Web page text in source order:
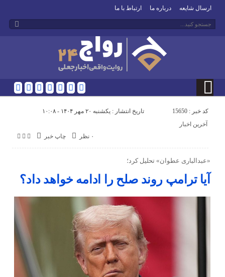
ارسال شایعه درباره ما ارتباط با ما
کد خبر : 15650 تاریخ انتشار : یکشنبه ۲۰ مهر ۱۴۰۴ - ۱۰:۰۸
چاپ خبر ۰ نظر
آخرین اخبار
«عبدالباری عطوان» تحلیل کرد؛
آیا ترامپ روند صلح را ادامه خواهد داد؟